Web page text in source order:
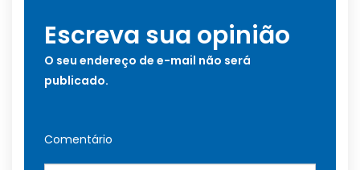
Escreva sua opinião
O seu endereço de e-mail não será
publicado.
Comentário